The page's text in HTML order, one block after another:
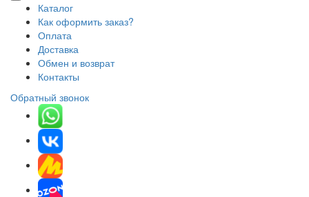
Каталог
Как оформить заказ?
Оплата
Доставка
Обмен и возврат
Контакты
Обратный звонок